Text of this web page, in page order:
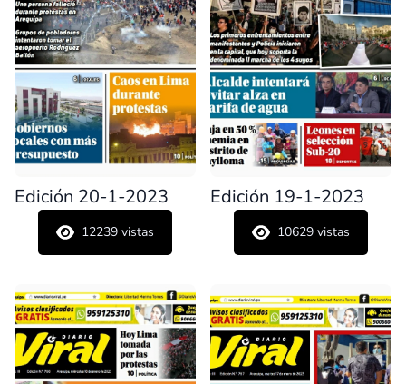
Edición 20-1-2023
12239 vistas
Edición 19-1-2023
10629 vistas